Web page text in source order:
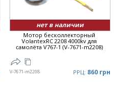
нет в наличии
Мотор бесколлекторный
VolantexRC 2208 4000kv для
самолёта V767-1 (V-7671-m2208)
V-7671-m2208 РРЦ: 860 грн